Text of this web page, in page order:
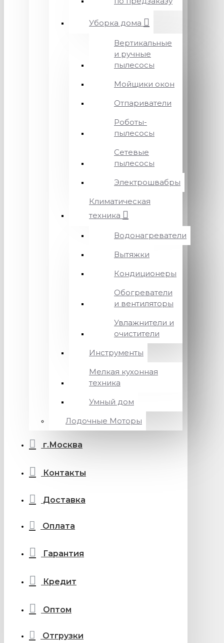
Уборка дома
Вертикальные
и ручные
пылесосы
Мойщики окон
Отпариватели
Роботы-
пылесосы
Сетевые
пылесосы
Электрошвабры
Климатическая
техника
Водонагреватели
Вытяжки
Кондиционеры
Обогреватели
и вентиляторы
Увлажнители и
очистители
Инструменты
Мелкая кухонная
техника
Умный дом
Лодочные Моторы
г.Москва
Контакты
Доставка
Оплата
Гарантия
Кредит
Оптом
Отгрузки